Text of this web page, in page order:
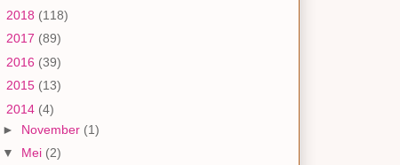
2018 (118)
2017 (89)
2016 (39)
2015 (13)
2014 (4)
► November (1)
▼ Mei (2)